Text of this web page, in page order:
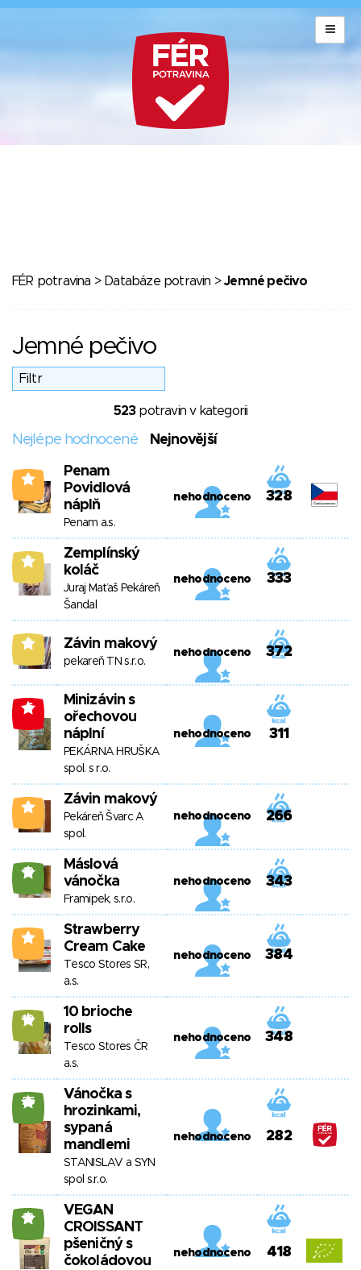
FÉR potravina > Databáze potravin >Jemné pečivo
Jemné pečivo
523potravin v kategorii
Nejlépe hodnocené Nejnovější
1
Penam
Povidlová
náplň
Penam a.s.
nehodnoceno 328
5
Zemplínský
koláč
Juraj Maťaš Pekáreň
Šandal
nehodnoceno 333
8 Závin makový
pekareň TN s.r.o.
nehodnoceno 372
-6
Minizávin s
ořechovou
náplní
PEKÁRNA HRUŠKA
spol. s r.o.
nehodnoceno 311
1 Závin makový
Pekáreň Švarc A
spol.
nehodnoceno 266
18
Máslová
vánočka
Framipek, s.r.o.
nehodnoceno 343
1
Strawberry
Cream Cake
Tesco Stores SR,
a.s.
nehodnoceno 384
10
10 brioche
rolls
Tesco Stores ČR
a.s.
nehodnoceno 348
25
Vánočka s
hrozinkami,
sypaná
mandlemi
STANISLAV a SYN
spol s.r.o.
nehodnoceno 282
18
VEGAN
CROISSANT
pšeničný s
čokoládovou
nehodnoceno 418